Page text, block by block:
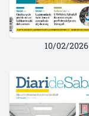
10/02/2026